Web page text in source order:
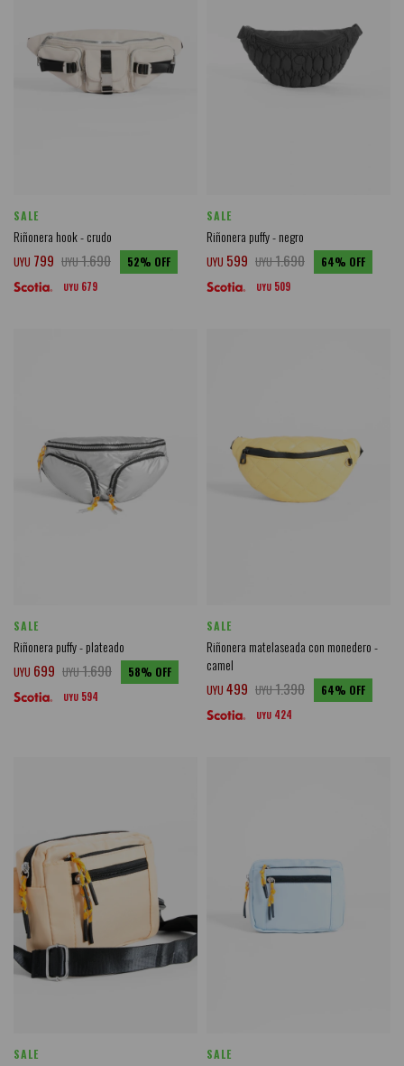
SALE
Riñonera hook - crudo
UYU 799 UYU1.690 52
UYU 679
SALE
Riñonera puffy - negro
UYU 599 UYU1.690 64
UYU 509
SALE
Riñonera puffy - plateado
UYU 699 UYU1.690 58
UYU 594
SALE
Riñonera matelaseada con monedero -
camel
UYU 499 UYU1.390 64
UYU 424
SALE SALE